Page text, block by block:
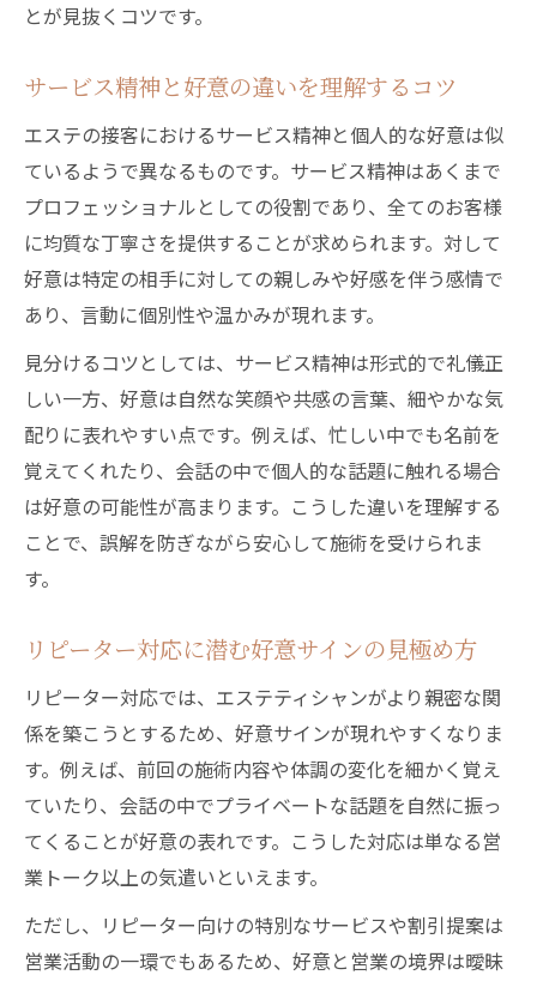
とが見抜くコツです。
サービス精神と好意の違いを理解するコツ
エステの接客におけるサービス精神と個人的な好意は似
ているようで異なるものです。サービス精神はあくまで
プロフェッショナルとしての役割であり、全てのお客様
に均質な丁寧さを提供することが求められます。対して
好意は特定の相手に対しての親しみや好感を伴う感情で
あり、言動に個別性や温かみが現れます。
見分けるコツとしては、サービス精神は形式的で礼儀正
しい一方、好意は自然な笑顔や共感の言葉、細やかな気
配りに表れやすい点です。例えば、忙しい中でも名前を
覚えてくれたり、会話の中で個人的な話題に触れる場合
は好意の可能性が高まります。こうした違いを理解する
ことで、誤解を防ぎながら安心して施術を受けられま
す。
リピーター対応に潜む好意サインの見極め方
リピーター対応では、エステティシャンがより親密な関
係を築こうとするため、好意サインが現れやすくなりま
す。例えば、前回の施術内容や体調の変化を細かく覚え
ていたり、会話の中でプライベートな話題を自然に振っ
てくることが好意の表れです。こうした対応は単なる営
業トーク以上の気遣いといえます。
ただし、リピーター向けの特別なサービスや割引提案は
営業活動の一環でもあるため、好意と営業の境界は曖昧